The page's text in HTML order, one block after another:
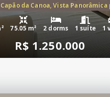
Cap
da Canoa, Vista
75.05 m² 2 dorms 1 suíte 1
R$ 1.250.000